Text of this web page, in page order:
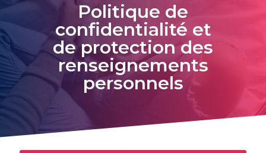
Politique de
confidentialité et
de protection des
renseignements
personnels